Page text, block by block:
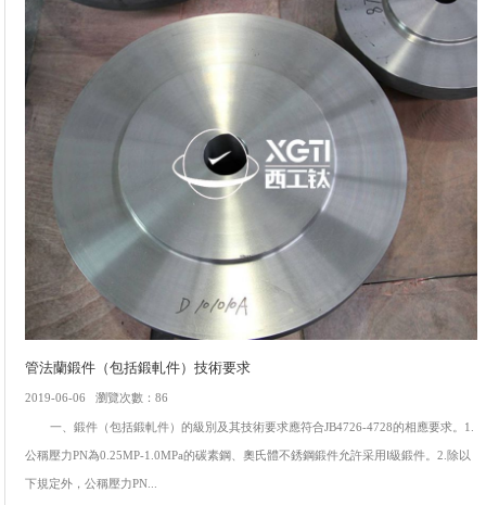
管法蘭鍛件（包括鍛軋件）技術要求
2019-06-06 瀏覽次數：86
一、鍛件（包括鍛軋件）的級別及其技術要求應符合JB4726-4728的相應要求。1.
公稱壓力PN為0.25MP-1.0MPa的碳素鋼、奧氏體不銹鋼鍛件允許采用Ⅰ級鍛件。2.除以
下規定外，公稱壓力PN...